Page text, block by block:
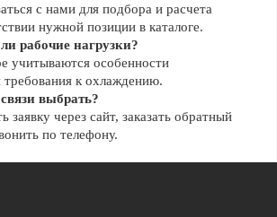
с нами для подбора и расчета
нужной позиции в каталоге.
рабочие нагрузки?
учитываются особенности
требования к охлаждению.
выбрать?
заявку через сайт, заказать обратный
по телефону.